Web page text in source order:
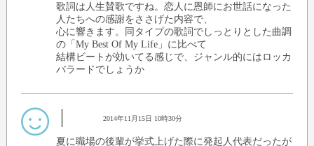
歌詞は人生賛歌ですね。恋人に恩師にお世話になった
人たちへの感謝をささげた内容で、
心に響きます。同タイプの歌詞でしっとりとした曲調
の「My Best Of My Life」に比べて
結構ビートが効いてる感じで、ジャンル的にはロッカ
バラードでしょうか
2014年11月15日 10時30分
夏に職場の後輩が挙式上げた際に発起人代表だったが